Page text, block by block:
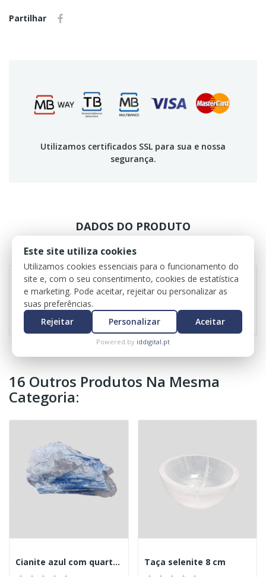
Partilhar
Utilizamos certificados SSL para sua e nossa
segurança.
DADOS DO PRODUTO
REVIEWS
Referência 0503
16 Outros Produtos Na Mesma
Categoria:
Cianite azul com quartzo Taça selenite 8 cm
Este site utiliza cookies
Utilizamos cookies essenciais para o funcionamento do
site e, com o seu consentimento, cookies de estatística
e marketing. Pode aceitar, rejeitar ou personalizar as
suas preferências.
Rejeitar
Personalizar Aceitar
Powered by iddigital.pt